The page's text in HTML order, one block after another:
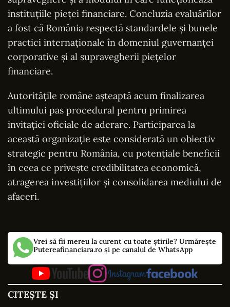
instituțiile pieței financiare. Concluzia evaluărilor
a fost că România respectă standardele și bunele
practici internaționale în domeniul guvernanței
corporative și al supravegherii piețelor
financiare.
Autoritățile române așteaptă acum finalizarea
ultimului pas procedural pentru primirea
invitației oficiale de aderare. Participarea la
această organizație este considerată un obiectiv
strategic pentru România, cu potențiale beneficii
în ceea ce privește credibilitatea economică,
atragerea investițiilor și consolidarea mediului de
afaceri.
Vrei să fii mereu la curent cu toate știrile? Urmărește
Putereafinanciara.ro și pe canalul de WhatsApp
CITEȘTE ȘI